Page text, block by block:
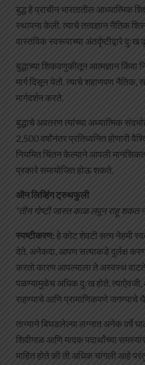
बुद्ध हे प्राचीन भारतातील आध्यात्मिक
स्थापना केली. त्याचे तत्वज्ञान नैतिक
वास्तविक स्वरूपाच्या अंतर्दृष्टीद्वारे
बुद्धाच्या शिकवणुकीतून आत्मज्ञान किंवा
मार्ग दिसून येतो. त्याचे शहाणपण
मार्गदर्शन करते.
बुद्धाचे अवतरण त्यांच्या अध्यात्मिक
2,500 वर्षांनंतर प्रतिध्वनित होणारी
नियमित चिंतन केल्याने आपली
प्रकारे समायोजित होऊ शकते.
ऑन लिव्हिंग ट्रुथफुली
“तीन गोष्टी जास्त काळ लपून राहू शकत
स्पष्टीकरण: हे कोट शेवटी सत्य नेहमी
देते. अनेकदा, आपण सत्याकडे दुर्लक्ष
करतो कारण आपल्याला ते अस्वस्थ
पळण्यामुळेच अधिक दुःख होते.
राहण्याचे आणि प्रामाणिकपणे जगण्याचे
तान्याने बिघडलेल्या लग्नात अनेक वर्षे
शिवीगाळ आणि मादक पदार्थांच्या
माहित होते की ती अधिक चांगली आहे